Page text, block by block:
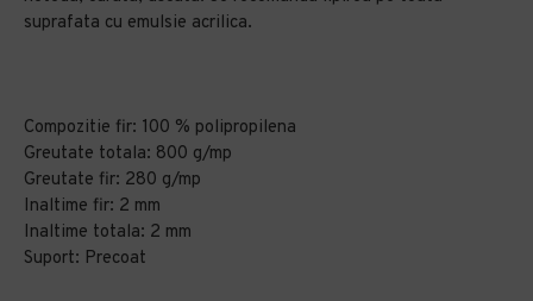
suprafata cu emulsie acrilica.
Compozitie fir: 100 % polipropilena
Greutate totala: 800 g/mp
Greutate fir: 280 g/mp
Inaltime fir: 2 mm
Inaltime totala: 2 mm
Suport: Precoat